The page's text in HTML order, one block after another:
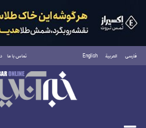
فارسی العربية English تماس با ما
یکشنبه ۱۸ مرداد ۱۴۰۵